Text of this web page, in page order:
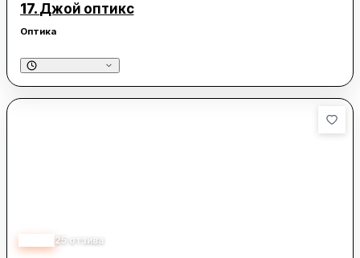
17. Джой оптикс
Оптика
25 отзива